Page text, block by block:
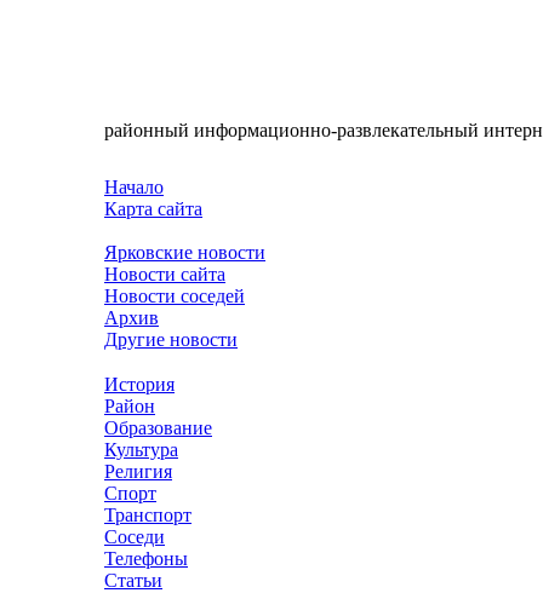
районный информационно-развлекательный
Начало
Карта сайта
Ярковские новости
Новости сайта
Новости соседей
Архив
Другие новости
История
Район
Образование
Культура
Религия
Спорт
Транспорт
Соседи
Телефоны
Статьи